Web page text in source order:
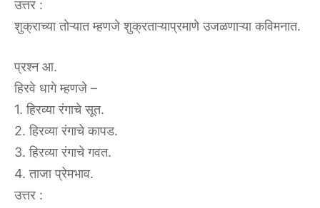
उत्तर :
शुक्राच्या तोऱ्यात म्हणजे शुक्रताऱ्याप्रमाणे उजळणाऱ्या कविमनात.
प्रश्न आ.
हिरवे धागे म्हणजे –
1. हिरव्या रंगाचे सूत.
2. हिरव्या रंगाचे कापड.
3. हिरव्या रंगाचे गवत.
4. ताजा प्रेमभाव.
उत्तर :